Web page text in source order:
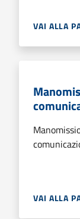
VAI ALLA
VAI ALLA